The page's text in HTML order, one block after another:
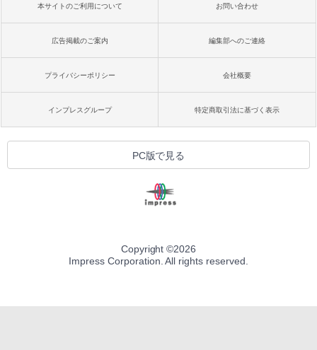
本サイトのご利用について お問い合わせ
広告掲載のご案内 編集部へのご連絡
プライバシーポリシー 会社概要
インプレスグループ 特定商取引法に基づく表示
PC版で見る
Copyright ©2026
Impress Corporation. All rights reserved.